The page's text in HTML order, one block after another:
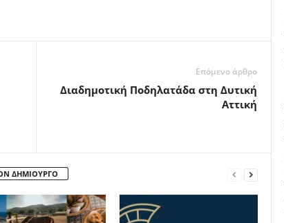
Επόμενο άρθρο
Διαδημοτική Ποδηλατάδα στη Δυτική
Αττική
ΔΗΜΙΟΥΡΓΟ